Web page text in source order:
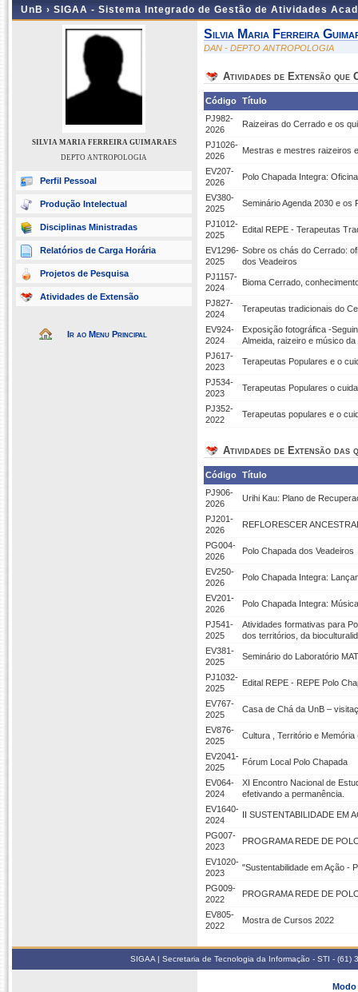
UnB › SIGAA - Sistema Integrado de Gestão de Atividades
SILVIA MARIA FERREIRA GUIMARAES
DEPTO ANTROPOLOGIA
Perfil Pessoal
Produção Intelectual
Disciplinas Ministradas
Relatórios de Carga Horária
Projetos de Pesquisa
Atividades de Extensão
Ir ao Menu Principal
Silvia Maria Ferreira
DAN - DEPTO ANTROPOLOGIA
Atividades de Extensão que
Código Título
PJ982-
2026
Raizeiras do Cerrado e os
PJ1026-
2026
Mestras e mestres raizeiros
EV207-
2026
Polo Chapada Integra:
EV380-
2025
Seminário Agenda 2030 e os
PJ1012-
2025
Edital REPE - Terapeutas
EV1296-
2025
Sobre os chás do Cerrado:
dos Veadeiros
PJ1157-
2024
Bioma Cerrado,
PJ827-
2024
Terapeutas tradicionais do
EV924-
2024
Exposição fotográfica -
Almeida, raizeiro e músico
PJ617-
2023
Terapeutas Populares e o
PJ534-
2023
Terapeutas Populares o
PJ352-
2022
Terapeutas populares e o
Atividades de Extensão das
Código Título
PJ906-
2026
Urihi Kau: Plano de
PJ201-
2026
REFLORESCER
PG004-
2026
Polo Chapada dos Veadeiros
EV250-
2026
Polo Chapada Integra:
EV201-
2026
Polo Chapada Integra:
PJ541-
2025
Atividades formativas para
dos territórios, da
EV381-
2025
Seminário do Laboratório
PJ1032-
2025
Edital REPE - REPE Polo
EV767-
2025
Casa de Chá da UnB –
EV876-
2025
Cultura , Território e Memória
EV2041-
2025
Fórum Local Polo Chapada
EV064-
2024
XI Encontro Nacional de
efetivando a permanência.
EV1640-
2024
II SUSTENTABILIDADE EM
PG007-
2023
PROGRAMA REDE DE
EV1020-
2023
"Sustentabilidade em Ação -
PG009-
2022
PROGRAMA REDE DE
EV805-
2022
Mostra de Cursos 2022
SIGAA | Secretaria de Tecnologia da Informação - STI -
Modo